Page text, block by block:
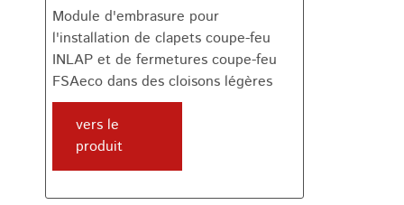
Module d'embrasure pour
l'installation de clapets coupe-feu
INLAP et de fermetures coupe-feu
FSAeco dans des cloisons légères
vers le
produit